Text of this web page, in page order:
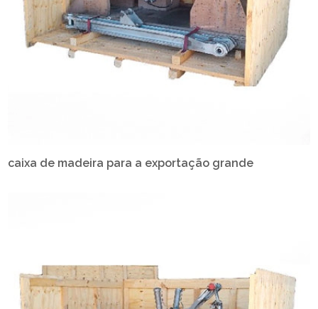
caixa de madeira para a exportação grande